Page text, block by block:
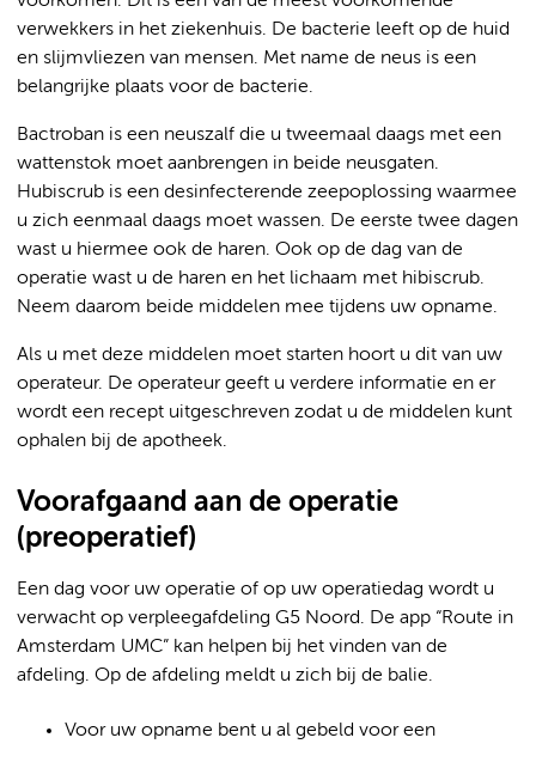
verwekkers in het ziekenhuis. De bacterie leeft op de huid
en slijmvliezen van mensen. Met name de neus is een
belangrijke plaats voor de bacterie.
Bactroban is een neuszalf die u tweemaal daags met een
wattenstok moet aanbrengen in beide neusgaten.
Hubiscrub is een desinfecterende zeepoplossing waarmee
u zich eenmaal daags moet wassen. De eerste twee dagen
wast u hiermee ook de haren. Ook op de dag van de
operatie wast u de haren en het lichaam met hibiscrub.
Neem daarom beide middelen mee tijdens uw opname.
Als u met deze middelen moet starten hoort u dit van uw
operateur. De operateur geeft u verdere informatie en er
wordt een recept uitgeschreven zodat u de middelen kunt
ophalen bij de apotheek.
Voorafgaand aan de operatie
(preoperatief)
Een dag voor uw operatie of op uw operatiedag wordt u
verwacht op verpleegafdeling G5 Noord. De app “Route in
Amsterdam UMC” kan helpen bij het vinden van de
afdeling. Op de afdeling meldt u zich bij de balie.
Voor uw opname bent u al gebeld voor een